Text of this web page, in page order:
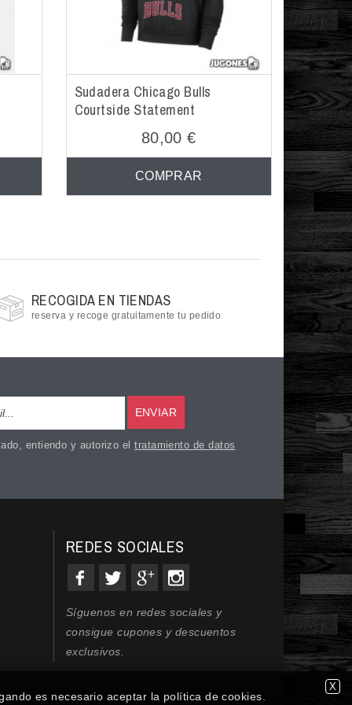
Sudadera Chicago Bulls
Courtside Statement
80,00 €
COMPRAR
RECOGIDA EN TIENDAS
reserva y recoge gratuitamente tu pedido
ENVIAR
entiendo y autorizo eltratamiento de datos
REDES SOCIALES
Síguenos en redes sociales y
consigue cupones y descuentos
exclusivos.
X
es necesario aceptar la política de cookies.